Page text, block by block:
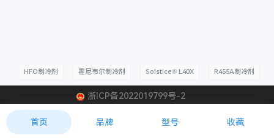
HFO制冷剂 霍尼韦尔制冷剂 Solstice® L40X R455A制冷剂
封面
浙ICP备2022019799号-2
首页 品牌 型号 收藏